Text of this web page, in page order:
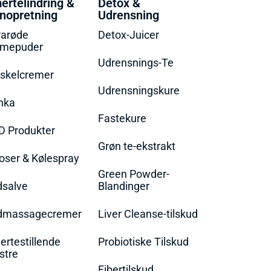
&
Produkter
& Kølespray
Detox &
Udrensning
Detox-Juicer
Udrensnings-Te
Udrensningskure
Fastekure
Grøn te-ekstrakt
Green Powder-
Blandinger
Liver Cleanse-tilskud
Probiotiske Tilskud